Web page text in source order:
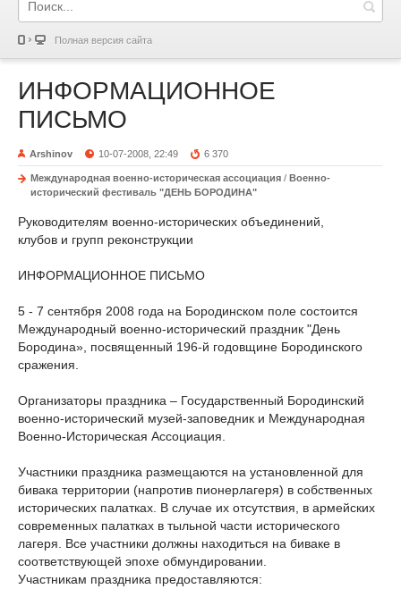
Полная версия сайта
ИНФОРМАЦИОННОЕ
ПИСЬМО
Arshinov 10-07-2008, 22:49 6 370
Международная военно-историческая ассоциация / Военно-
исторический фестиваль "ДЕНЬ БОРОДИНА"
Руководителям военно-исторических объединений,
клубов и групп реконструкции
ИНФОРМАЦИОННОЕ ПИСЬМО
5 - 7 сентября 2008 года на Бородинском поле состоится
Международный военно-исторический праздник "День
Бородина», посвященный 196-й годовщине Бородинского
сражения.
Организаторы праздника – Государственный Бородинский
военно-исторический музей-заповедник и Международная
Военно-Историческая Ассоциация.
Участники праздника размещаются на установленной для
бивака территории (напротив пионерлагеря) в собственных
исторических палатках. В случае их отсутствия, в армейских
современных палатках в тыльной части исторического
лагеря. Все участники должны находиться на биваке в
соответствующей эпохе обмундировании.
Участникам праздника предоставляются: